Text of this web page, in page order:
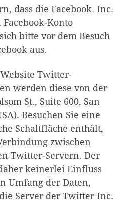
dass die Facebook. Inc.
Konto
bitte vor dem Besuch
aus.
Twitter-
werden diese von der
St., Suite 600, San
Besuchen Sie eine
Schaltfläche enthält,
zwischen
Twitter-Servern. Der
keinerlei Einfluss
Umfang der Daten,
Server der Twitter Inc.